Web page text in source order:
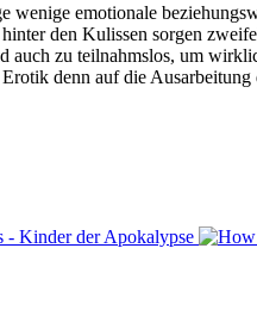
emotionale
den Kulissen sorgen
auch zu teilnahmslos, um
denn auf die